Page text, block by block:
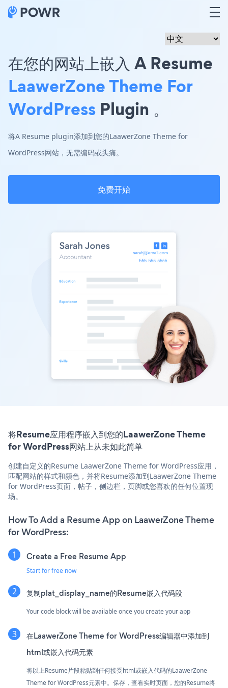
在您的网站上嵌入 A Resume
LaawerZone Theme For
WordPress Plugin 。
将A Resume plugin添加到您的LaawerZone Theme for
WordPress网站，无需编码或头痛。
免费开始
将Resume应用程序嵌入到您的LaawerZone Theme
for WordPress网站上从未如此简单
创建自定义的Resume LaawerZone Theme for WordPress应用，
匹配网站的样式和颜色，并将Resume添加到LaawerZone Theme
for WordPress页面，帖子，侧边栏，页脚或您喜欢的任何位置现
场。
How To Add a Resume App on LaawerZone Theme
for WordPress:
Create a Free Resume App
Start for free now
复制plat_display_name的Resume嵌入代码段
Your code block will be available once you create your app
在LaawerZone Theme for WordPress编辑器中添加到
html或嵌入代码元素
将以上Resume片段粘贴到任何接受html或嵌入代码的LaawerZone
Theme for WordPress元素中。保存，查看实时页面，您的Resume将